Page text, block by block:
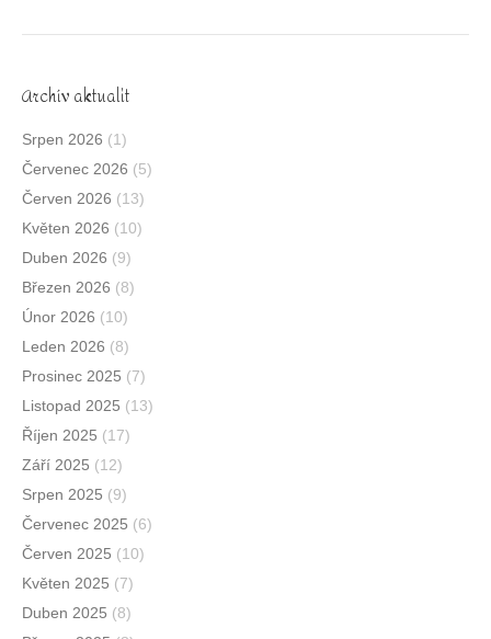
Archív aktualit
Srpen 2026 (1)
Červenec 2026 (5)
Červen 2026 (13)
Květen 2026 (10)
Duben 2026 (9)
Březen 2026 (8)
Únor 2026 (10)
Leden 2026 (8)
Prosinec 2025 (7)
Listopad 2025 (13)
Říjen 2025 (17)
Září 2025 (12)
Srpen 2025 (9)
Červenec 2025 (6)
Červen 2025 (10)
Květen 2025 (7)
Duben 2025 (8)